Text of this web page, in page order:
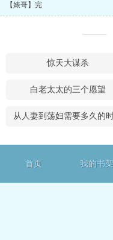
【婊哥】完
惊天大谋杀
白老太太的三个愿望
从人妻到荡妇需要多久的
首页 我的书架